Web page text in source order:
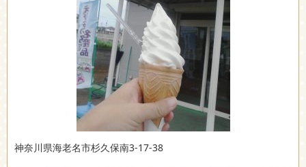
神奈川県海老名市杉久保南3-17-38